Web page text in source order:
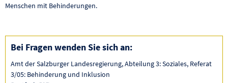
Menschen mit Behinderungen.
Bei Fragen wenden Sie sich an:
Amt der Salzburger Landesregierung, Abteilung 3: Soziales, Referat
3/05: Behinderung und Inklusion